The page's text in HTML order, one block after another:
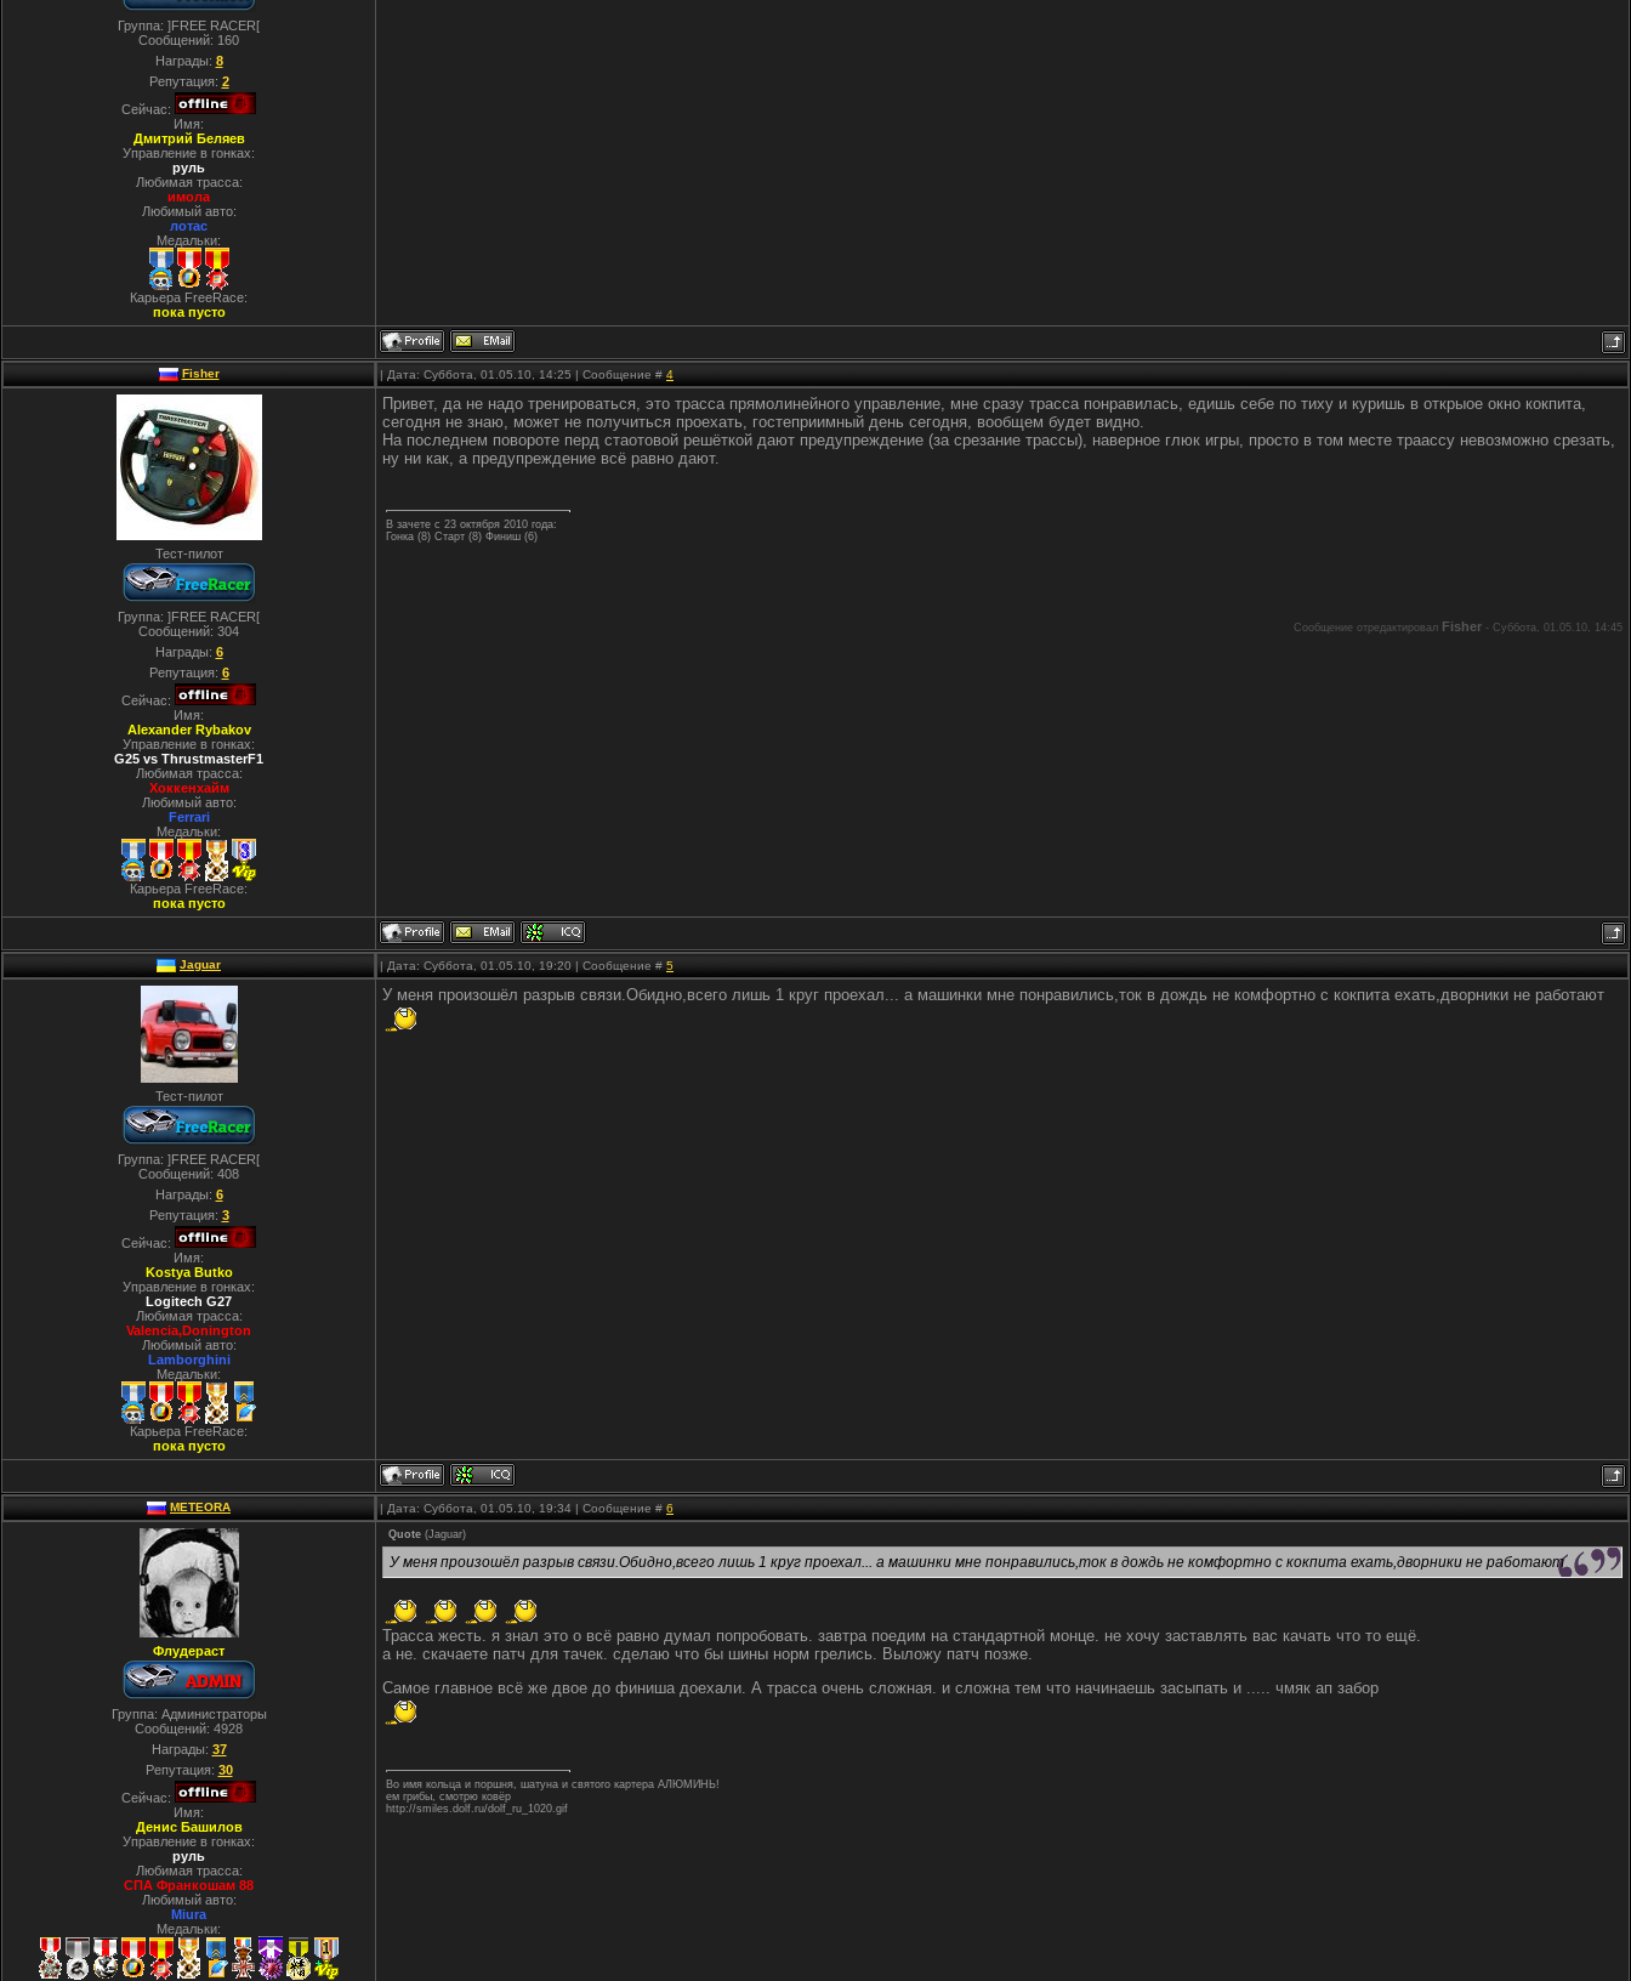
Группа: ]FREE RACER[
Сообщений: 160
Награды: 8
Репутация: 2
Сейчас:
Имя:
Дмитрий Беляев
Управление в гонках:
руль
Любимая трасса:
имола
Любимый авто:
лотас
Медальки:
Карьера FreeRace:
пока пусто
Fisher | Дата: Суббота, 01.05.10, 14:25 | Сообщение # 4
Тест-пилот
Группа: ]FREE RACER[
Сообщений: 304
Награды: 6
Репутация: 6
Сейчас:
Имя:
Alexander Rybakov
Управление в гонках:
G25 vs ThrustmasterF1
Любимая трасса:
Хоккенхайм
Любимый авто:
Ferrari
Медальки:
Карьера FreeRace:
пока пусто
Привет, да не надо тренироваться, это трасса прямолинейного управление, мне сразу трасса понравилась, едишь себе по тиху и куришь в открыое окно кокпита,
сегодня не знаю, может не получиться проехать, гостеприимный день сегодня, вообщем будет видно.
На последнем повороте перд стаотовой решёткой дают предупреждение (за срезание трассы), наверное глюк игры, просто в том месте траассу невозможно срезать,
ну ни как, а предупреждение всё равно дают.
В зачете с 23 октября 2010 года:
Гонка (8) Старт (8) Финиш (6)
Сообщение отредактировал Fisher - Суббота, 01.05.10, 14:45
Jaguar | Дата: Суббота, 01.05.10, 19:20 | Сообщение # 5
Тест-пилот
Группа: ]FREE RACER[
Сообщений: 408
Награды: 6
Репутация: 3
Сейчас:
Имя:
Kostya Butko
Управление в гонках:
Logitech G27
Любимая трасса:
Valencia,Donington
Любимый авто:
Lamborghini
Медальки:
Карьера FreeRace:
пока пусто
У меня произошёл разрыв связи.Обидно,всего лишь 1 круг проехал... а машинки мне понравились,ток в дождь не комфортно с кокпита ехать,дворники не работают
METEORA | Дата: Суббота, 01.05.10, 19:34 | Сообщение # 6
Флудераст
Группа: Администраторы
Сообщений: 4928
Награды: 37
Репутация: 30
Сейчас:
Имя:
Денис Башилов
Управление в гонках:
руль
Любимая трасса:
СПА Франкошам 88
Любимый авто:
Miura
Медальки:
Quote (Jaguar)
У меня произошёл разрыв связи.Обидно,всего лишь 1 круг проехал... а машинки мне понравились,ток в дождь не комфортно с кокпита ехать,дворники не работают
Трасса жесть. я знал это о всё равно думал попробовать. завтра поедим на стандартной монце. не хочу заставлять вас качать что то ещё.
а не. скачаете патч для тачек. сделаю что бы шины норм грелись. Выложу патч позже.
Самое главное всё же двое до финиша доехали. А трасса очень сложная. и сложна тем что начинаешь засыпать и ..... чмяк ап забор
Во имя кольца и поршня, шатуна и святого картера АЛЮМИНЬ!
ем грибы, смотрю ковёр
http://smiles.dolf.ru/dolf_ru_1020.gif